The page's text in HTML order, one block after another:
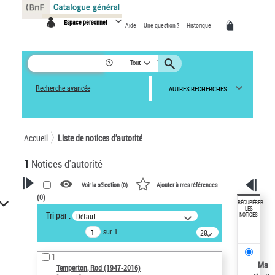
Espace personnel Aide Une question ? Historique
Tout
Recherche avancée AUTRES RECHERCHES
Accueil Liste de notices d’autorité
1 Notices d'autorité
VOTRE RECHERCHE
Recherche avancée dans les
notices d’autorité
Œuvres liées à l'auteur :
Temperton, Rod (1947-2016)
Voir la sélection (0) Ajouter à mes références
(0)
Tri par : Défaut
sur 1
20
résultats/page
1
Temperton, Rod (1947-2016)
RÉCUPÉRER
LES
NOTICES
Ma
Panneau de gestion des cookies